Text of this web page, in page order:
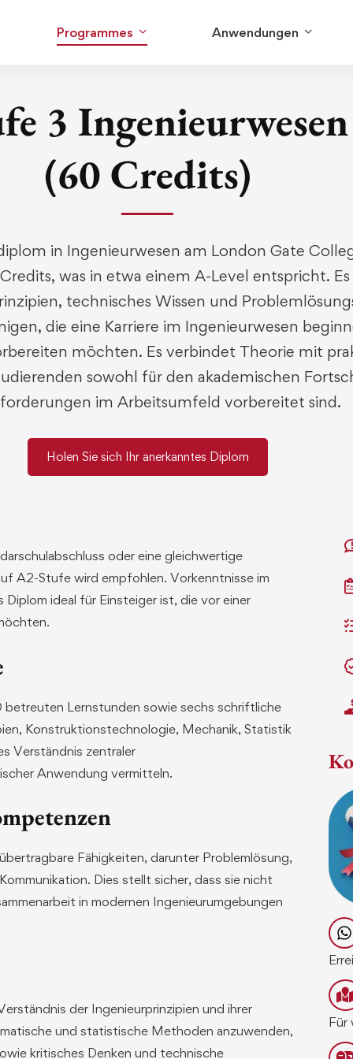
Programmes Anwendungen
3 Ingenieurwesen
(60 Credits)
in Ingenieurwesen am London Gate
Credits, was in etwa einem A-Level entspricht. Es
, technisches Wissen und
, die eine Karriere im Ingenieurwesen
möchten. Es verbindet Theorie mit
sowohl fürden akademischen
im Arbeitsumfeld vorbereitet sind.
Holen Sie sich Ihr anerkanntes Diplom
oder eine gleichwertige
A2-Stufe wird empfohlen. Vorkenntnisse im
ideal für Einsteiger ist, die vor einer
Lernstunden sowie sechs schriftliche
Konstruktionstechnologie, Mechanik, Statistik
Verständnis zentraler
Anwendung vermitteln.
Fähigkeiten, darunter Problemlösung,
Dies stellt sicher, dass sie nicht
in modernen Ingenieurumgebungen
der Ingenieurprinzipien und ihrer
und statistische Methoden anzuwenden,
kritisches Denken und technische
Für